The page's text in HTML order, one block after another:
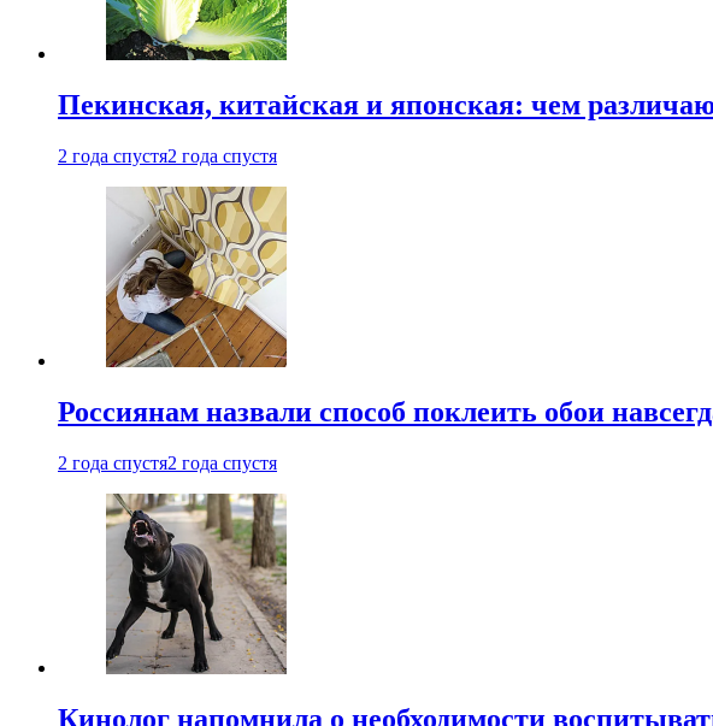
Пекинская, китайская и японская: чем
2 года спустя2 года спустя
Россиянам назвали способ поклеить обои
2 года спустя2 года спустя
Кинолог напомнила о необходимости